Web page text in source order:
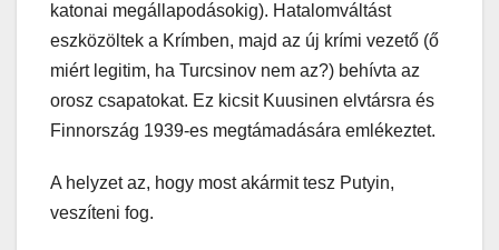
katonai megállapodásokig). Hatalomváltást
eszközöltek a Krímben, majd az új krími vezető (ő
miért legitim, ha Turcsinov nem az?) behívta az
orosz csapatokat. Ez kicsit Kuusinen elvtársra és
Finnország 1939-es megtámadására emlékeztet.
A helyzet az, hogy most akármit tesz Putyin,
veszíteni fog.